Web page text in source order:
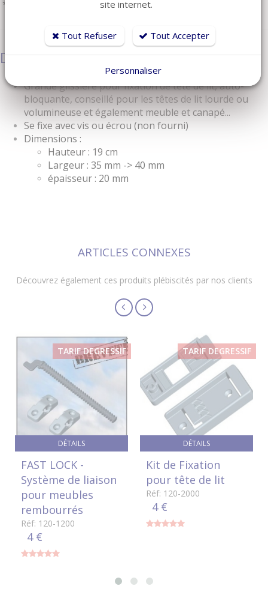
*Délai de livraison valable pour la France métropolitaine.
Description
Grande glissière pour fixation de tête de lit, auto-
bloquante, conseillé pour les têtes de lit lourde ou
volumineuse et également meuble et canapé...
Se fixe avec vis ou écrou (non fourni)
Dimensions :
Hauteur : 19 cm
Largeur : 35 mm -> 40 mm
épaisseur : 20 mm
ARTICLES CONNEXES
Découvrez également ces produits plébiscités par nos clients
DÉTAILS
TARIF DEGRESSIF
FAST LOCK -
Système de liaison
pour meubles
rembourrés
Réf: 120-1200
4 €
DÉTAILS
TARIF DEGRESSIF
Kit de Fixation
pour tête de lit
Réf: 120-2000
4 €
site internet.
Tout Refuser Tout Accepter
Personnaliser